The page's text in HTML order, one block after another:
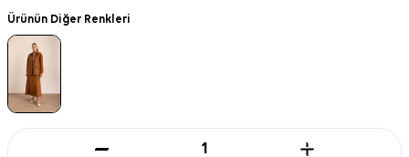
Ürünün Diğer Renkleri